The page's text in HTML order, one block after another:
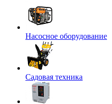
Насосное оборудование
Садовая техника